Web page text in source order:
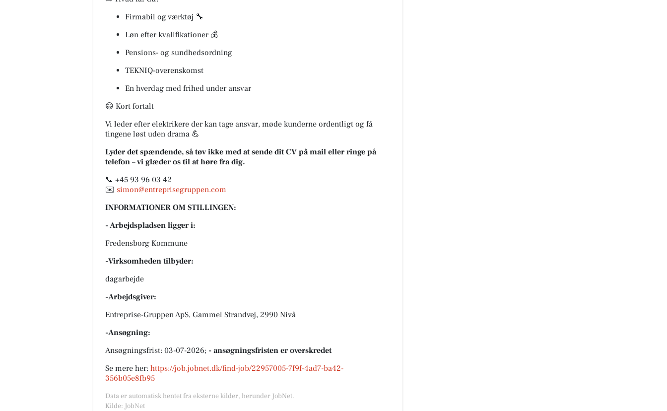
Firmabil og værktøj 🔧
Løn efter kvalifikationer 💰
Pensions- og sundhedsordning
TEKNIQ-overenskomst
En hverdag med frihed under ansvar
😄 Kort fortalt
Vi leder efter elektrikere der kan tage ansvar, møde kunderne ordentligt og få
tingene løst uden drama 💪
Lyder det spændende, så tøv ikke med at sende dit CV på mail eller ringe på
telefon – vi glæder os til at høre fra dig.
📞 +45 93 96 03 42
✉️ simon@entreprisegruppen.com
INFORMATIONER OM STILLINGEN:
- Arbejdspladsen ligger i:
Fredensborg Kommune
-Virksomheden tilbyder:
dagarbejde
-Arbejdsgiver:
Entreprise-Gruppen ApS, Gammel Strandvej, 2990 Nivå
-Ansøgning:
Ansøgningsfrist: 03-07-2026; - ansøgningsfristen er overskredet
Se mere her: https://job.jobnet.dk/find-job/22957005-7f9f-4ad7-ba42-
356b05e8fb95
Data er automatisk hentet fra eksterne kilder, herunder JobNet.
Kilde: JobNet